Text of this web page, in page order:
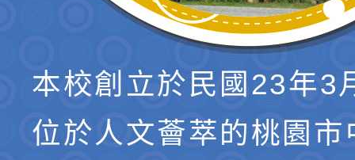
本校創立於民國23年3
位於人文薈萃的桃園市